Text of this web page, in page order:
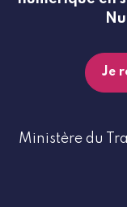
Je
Ministère du